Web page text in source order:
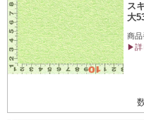
ス
大
商品
▶詳